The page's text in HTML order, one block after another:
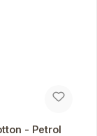
- Petrol